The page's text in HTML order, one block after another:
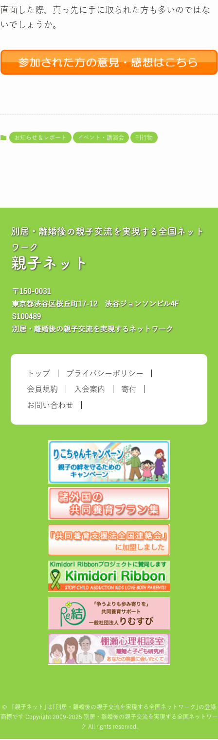
直面した際、真っ先に手に取られた方も多いのではな
いでしょうか。
お知らせ＆レポート イベント・講演会 刊行物
別居・離婚後の親子交流を実現する全国ネット
ワーク
親子ネット
トップ プライバシーポリシー
会員規約 入会案内 寄付
お問い合わせ
© 「親子ネット｣は｢別居・離婚後の親子交流を実現する全国ネットワーク｣の登録
商標です Copyright 2009-2025 別居・離婚後の親子交流を実現する全国ネットワー
ク All rights reserved.